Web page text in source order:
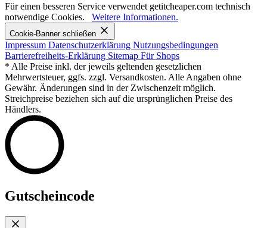
Für einen besseren Service verwendet getitcheaper.com technisch
notwendige Cookies.
Weitere Informationen.
Cookie-Banner schließen
Impressum Datenschutzerklärung Nutzungsbedingungen
Barrierefreiheits-Erklärung Sitemap Für Shops
* Alle Preise inkl. der jeweils geltenden gesetzlichen
Mehrwertsteuer, ggfs. zzgl. Versandkosten. Alle Angaben ohne
Gewähr. Änderungen sind in der Zwischenzeit möglich.
Streichpreise beziehen sich auf die ursprünglichen Preise des
Händlers.
Gutscheincode